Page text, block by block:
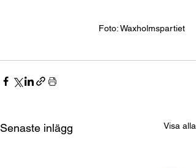
Foto: Waxholmspartiet
Senaste inlägg Visa alla